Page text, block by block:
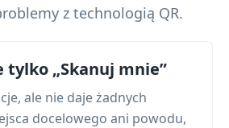
z technologią QR.
tylko „Skanuj mnie”
ale nie daje żadnych
docelowego ani powodu,